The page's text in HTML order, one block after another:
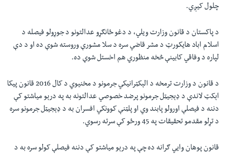
چلول کيږي.
د پاکستان د قانون وزارت ويلي، د دغو ځانګړو عدالتونو د جوړولو فيصله د
اسلام اباد هايکورټ د مشر قاضي سره د سلا مشورې وروسته شوې ده او د دې
لپاره د وفاقي کابينې څخه منظوري هم اخستل شوې ده.
د قانون د وزارت ترمخه د الېکټرانيکي جرمونو د مخنیوي د کال 2016 قانون پيکا
اېکټ لاندې د ډېجيټل جرمونو پرضد خصوصي عدالتونه به په درېو مياشتو کې
دننه د فيصلې اورولو پابند وي او پلټنې کوونکي افسران به د ډېجيټل جرمونو سره
د تړلو مقدمو تحقيقات په 45 ورځو کې سرته رسوي.
قانون پوهان وايي ګرانه ده چې په درېو مياشتو کې دننه فيصلې کولو سره به د